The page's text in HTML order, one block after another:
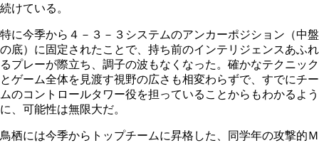
続けている。
特に今季から４－３－３システムのアンカーポジション（中盤
の底）に固定されたことで、持ち前のインテリジェンスあふれ
るプレーが際立ち、調子の波もなくなった。確かなテクニック
とゲーム全体を見渡す視野の広さも相変わらずで、すでにチー
ムのコントロールタワー役を担っていることからもわかるよう
に、可能性は無限大だ。
鳥栖には今季からトップチームに昇格した、同学年の攻撃的Ｍ